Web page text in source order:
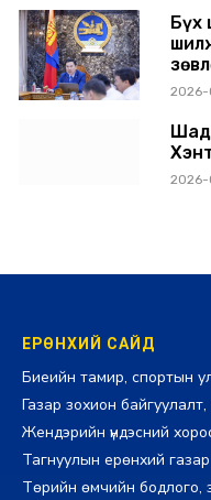
Бүх
2026-
ЕРӨНХИЙ САЙД
Биеийн тамир, спортын
Газар зохион
Жендэрийн үндэсний
Тагнуулын ерөнхий газар
Төрийн өмчийн бодлого,